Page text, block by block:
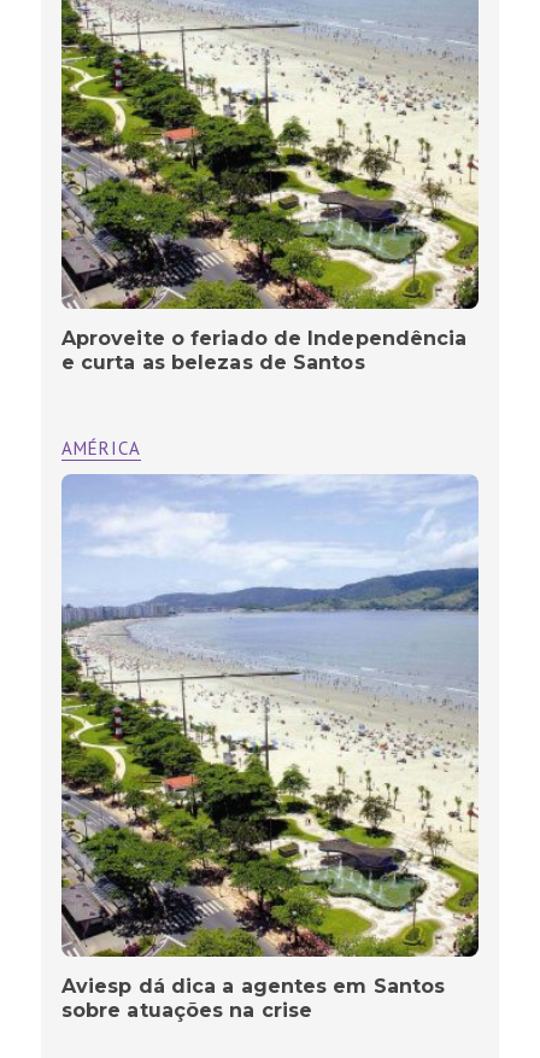
Aproveite o feriado de Independência
e curta as belezas de Santos
AMÉRICA
Aviesp dá dica a agentes em Santos
sobre atuações na crise